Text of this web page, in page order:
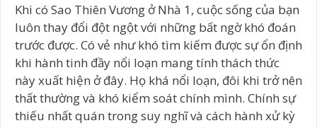
Khi có Sao Thiên Vương ở Nhà 1, cuộc sống của bạn
luôn thay đổi đột ngột với những bất ngờ khó đoán
trước được. Có vẻ như khó tìm kiếm được sự ổn định
khi hành tinh đầy nổi loạn mang tính thách thức
này xuất hiện ở đây. Họ khá nổi loạn, đôi khi trở nên
thất thường và khó kiểm soát chính mình. Chính sự
thiếu nhất quán trong suy nghĩ và cách hành xử kỳ